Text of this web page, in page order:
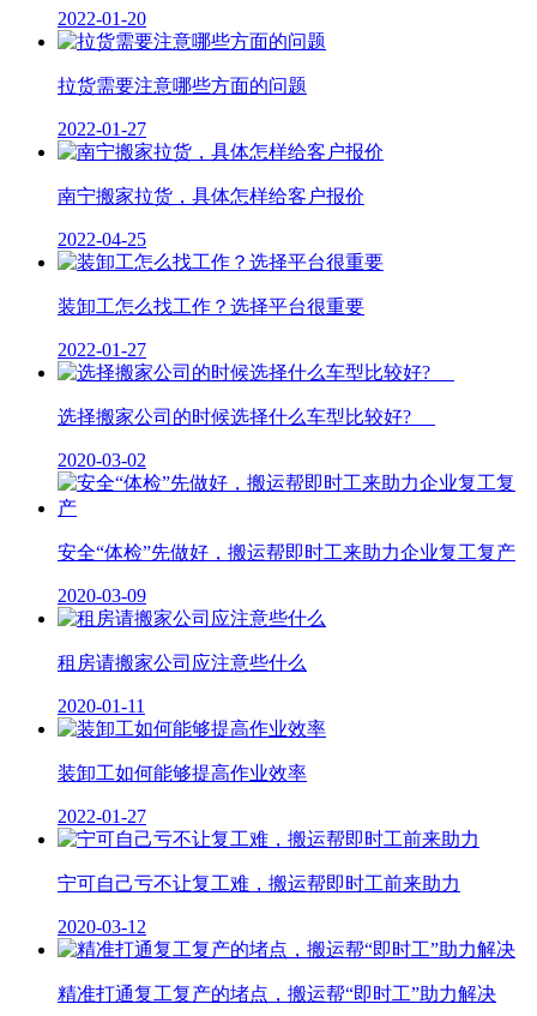
2022-01-20
拉货需要注意哪些方面的问题
2022-01-27
南宁搬家拉货，具体怎样给客户报价
2022-04-25
装卸工怎么找工作？选择平台很重要
2022-01-27
选择搬家公司的时候选择什么车型比较好?
2020-03-02
安全“体检”先做好，搬运帮即时工来助力企业复工复产
2020-03-09
租房请搬家公司应注意些什么
2020-01-11
装卸工如何能够提高作业效率
2022-01-27
宁可自己亏不让复工难，搬运帮即时工前来助力
2020-03-12
精准打通复工复产的堵点，搬运帮“即时工”助力解决